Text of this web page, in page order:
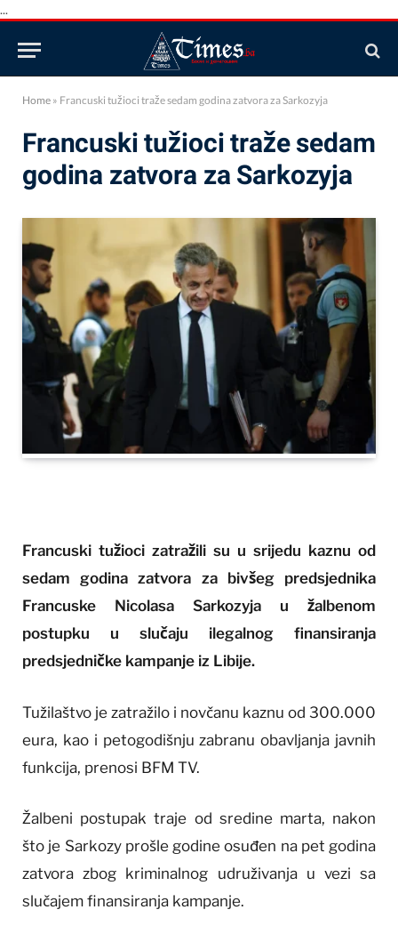
...
Home » Francuski tužioci traže sedam godina zatvora za Sarkozyja
Francuski tužioci traže sedam
godina zatvora za Sarkozyja
Francuski tužioci zatražili su u srijedu kaznu od
sedam godina zatvora za bivšeg predsjednika
Francuske Nicolasa Sarkozyja u žalbenom
postupku u slučaju ilegalnog finansiranja
predsjedničke kampanje iz Libije.
Tužilaštvo je zatražilo i novčanu kaznu od 300.000
eura, kao i petogodišnju zabranu obavljanja javnih
funkcija, prenosi BFM TV.
Žalbeni postupak traje od sredine marta, nakon
što je Sarkozy prošle godine osuđen na pet godina
zatvora zbog kriminalnog udruživanja u vezi sa
slučajem finansiranja kampanje.